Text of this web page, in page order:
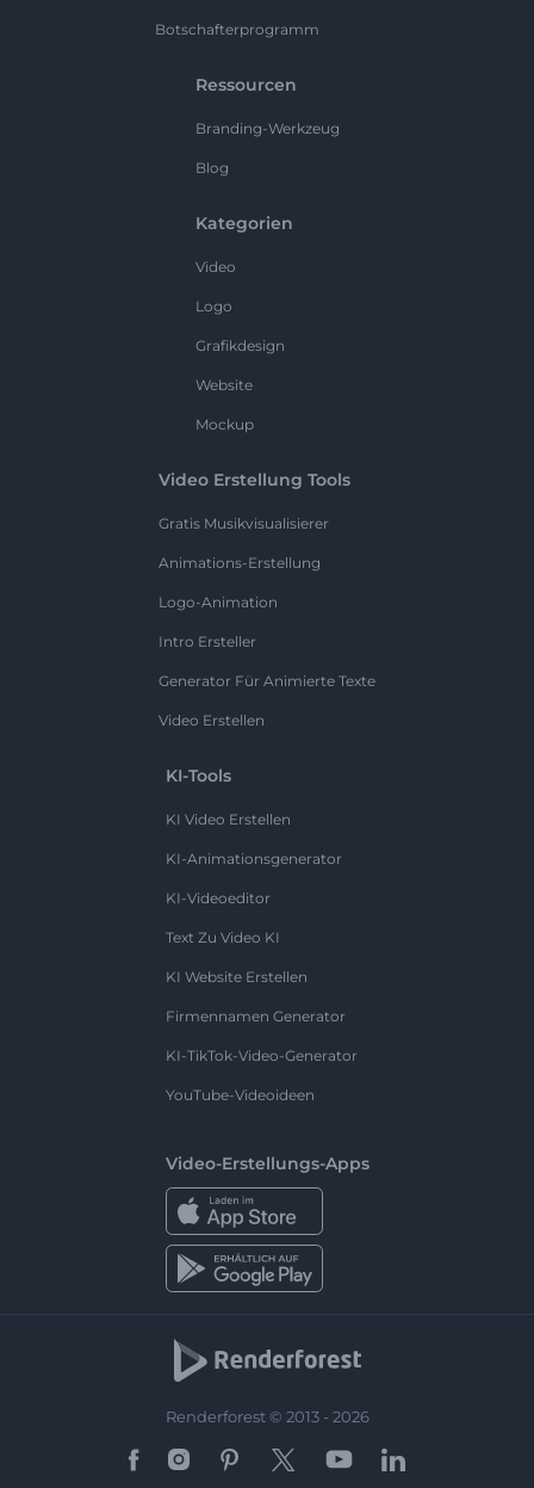
Botschafterprogramm
Ressourcen
Branding-Werkzeug
Blog
Kategorien
Video
Logo
Grafikdesign
Website
Mockup
Video Erstellung Tools
Gratis Musikvisualisierer
Animations-Erstellung
Logo-Animation
Intro Ersteller
Generator Für Animierte Texte
Video Erstellen
KI-Tools
KI Video Erstellen
KI-Animationsgenerator
KI-Videoeditor
Text Zu Video KI
KI Website Erstellen
Firmennamen Generator
KI-TikTok-Video-Generator
YouTube-Videoideen
Video-Erstellungs-Apps
Renderforest © 2013 - 2026